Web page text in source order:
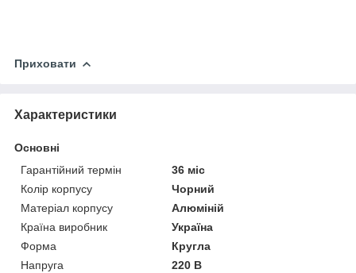
Приховати
Характеристики
Основні
Гарантійний термін
36 міс
Колір корпусу
Чорний
Матеріал корпусу
Алюміній
Країна виробник
Україна
Форма
Кругла
Напруга
220 В